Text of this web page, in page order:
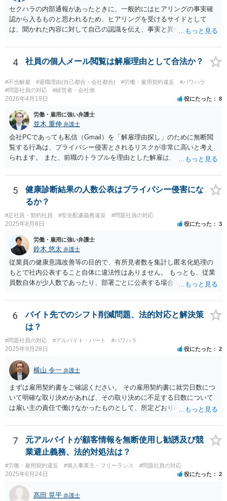
も、併せて請求することによって、解決金の増額事由として扱うこと
を検討する余地があります。 具体的なご事情が分からないため、抽象
的な説明にとどまり申し訳ありません。 ただ、パワハラを原因とする
労働トラブルをご自身で対応することは、ご負担が大きいかと存じま
すので、弁護士への相談をお勧めいたします。
セクハラの内部通報があったときに、一般的にはヒアリングの事実確
認から入るものと思われるため、ヒアリングを受けるサイドとして
は、聞かれた内容に対して自己の認識を伝え、事実と異なることに関
会社側でセクハラの事実があったと認定した場合は、単なる警告・指
導だけでなく、懲戒処分等が行われる可能性もありますので、そのよ
うな不利益な処分が行われたタイミングで弁護士の相談されるのが良
いのではないかと思います。
4 社員の個人メール閲覧は解雇理由として合法か？
#不当解雇 #退職理由(自己都合・会社都合) #労働・雇用契約違反
#パワハラ
#問題社員の対応
#経営者・会社側
2026年4月19日 役にたった 8
労働・雇用に強い弁護士
並木 重伸 弁護士
会社PCであっても私信（Gmail）を「解雇理由探し」のために無断閲
覧する行為は、プライバシー侵害とされるリスクが非常に高いと考え
られます。 また、前職のトラブルを理由とした解雇は、 採用時に虚偽
メールの内容には触れず、現在の「素行の悪さ」に関する事情を具体
的に記録してください。注意・指導を繰り返しても改善されないとい
うプロセスを積み上げ、段階的に懲戒や退職勧奨を検討するのが安全
な進め方です。
5
健康診断結果の人数公表はプライバシー侵害にな
るか？
#正社員・契約社員 #安全配慮義務違反 #問題社員の対応
2025年8月8日 役にたった 3
労働・雇用に強い弁護士
鈴木 悠太 弁護士
従業員の健康意識改善等の目的で、有所見者数を集計し匿名化処理の
もとで社内公表すること自体に違法性はありません。 もっとも、従業
員数自体が少人数であったり、部署ごとに公表する場合で特定の部署
あり、その場合は違法性を帯びることになります。 少人数部署がある
場合はより大きなグループ（企業全体）単位での公表にする、結果数
をぼかして「約●％」とする等の工夫が、より特定回避に資するかもし
れません。
6
バイト先でのシフト削減問題、法的対応と解決策
は？
#問題社員の対応 #アルバイト・パート #パワハラ
2025年9月28日 役にたった 2
横山 令一 弁護士
まずは雇用契約書をご確認ください。 その雇用契約書に就労日数につ
いて明確な取り決めがあれば、その取り決めに不足する日数について
は雇い主の責任で働けなかったものとして、所定どおりの賃金（民法5
条）を請求できる可能性があります。ただ、自分からシフトの希望日
数を減らした分については難しいでしょう。 特に後者については、違
反した場合は労働基準監督署に申告して雇い主に指導をしてもらう手
続が用意されています（労働基準法104条）。 前者については労働基
準監督署の管轄外ですので、弁護士に請求を依頼したり、裁判所に民
事訴訟や労働審判を申し立てたりする方法を取ることになるでしょ
う。
7
元アルバイトが顧客情報を無断使用し勧誘及び競
業避止義務、法的対処法は？
#労働・雇用契約違反 #個人事業主・フリーランス #問題社員の対応
2025年6月24日 役にたった 2
髙田 晃平 弁護士